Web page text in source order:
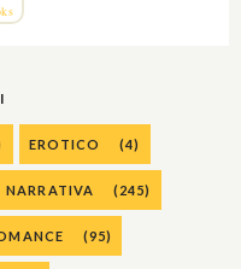
EROTICO (4)
NARRATIVA (245)
(95)